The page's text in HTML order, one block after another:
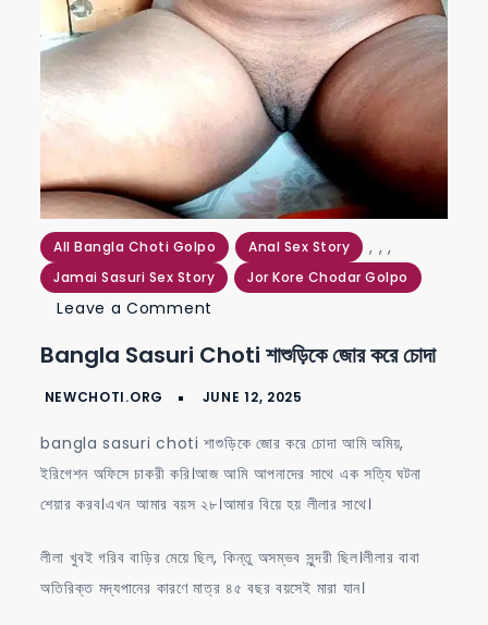
All Bangla Choti Golpo ,
Anal Sex Story ,
Jamai Sasuri Sex Story
,
Jor Kore Chodar Golpo
Leave a Comment
sasuri
choti
Bangla Sasuri Choti শাশুড়িকে জোর করে চোদা
bangla sasuri choti শাশুড়িকে জোর করে চোদা আমি অমিয়,
ইরিগেশন অফিসে চাকরী করি।আজ আমি আপনাদের সাথে এক সত্যি ঘটনা
শেয়ার করব।এখন আমার বয়স ২৮।আমার বিয়ে হয় লীলার সাথে।
লীলা খুবই গরিব বাড়ির মেয়ে ছিল, কিন্তু অসম্ভব সুন্দরী ছিল।লীলার বাবা
অতিরিক্ত মদ্যপানের কারণে মাত্র ৪৫ বছর বয়সেই মারা যান।